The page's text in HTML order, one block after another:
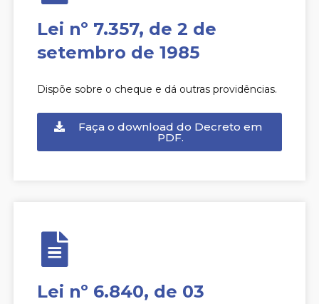
Lei nº 7.357, de 2 de
setembro de 1985
Dispõe sobre o cheque e dá outras providências.
Faça o download do Decreto em
PDF.
Lei nº 6.840, de 03